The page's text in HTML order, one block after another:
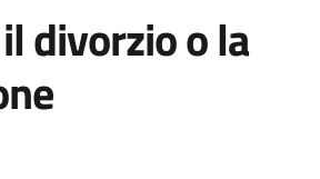
divorzio o la